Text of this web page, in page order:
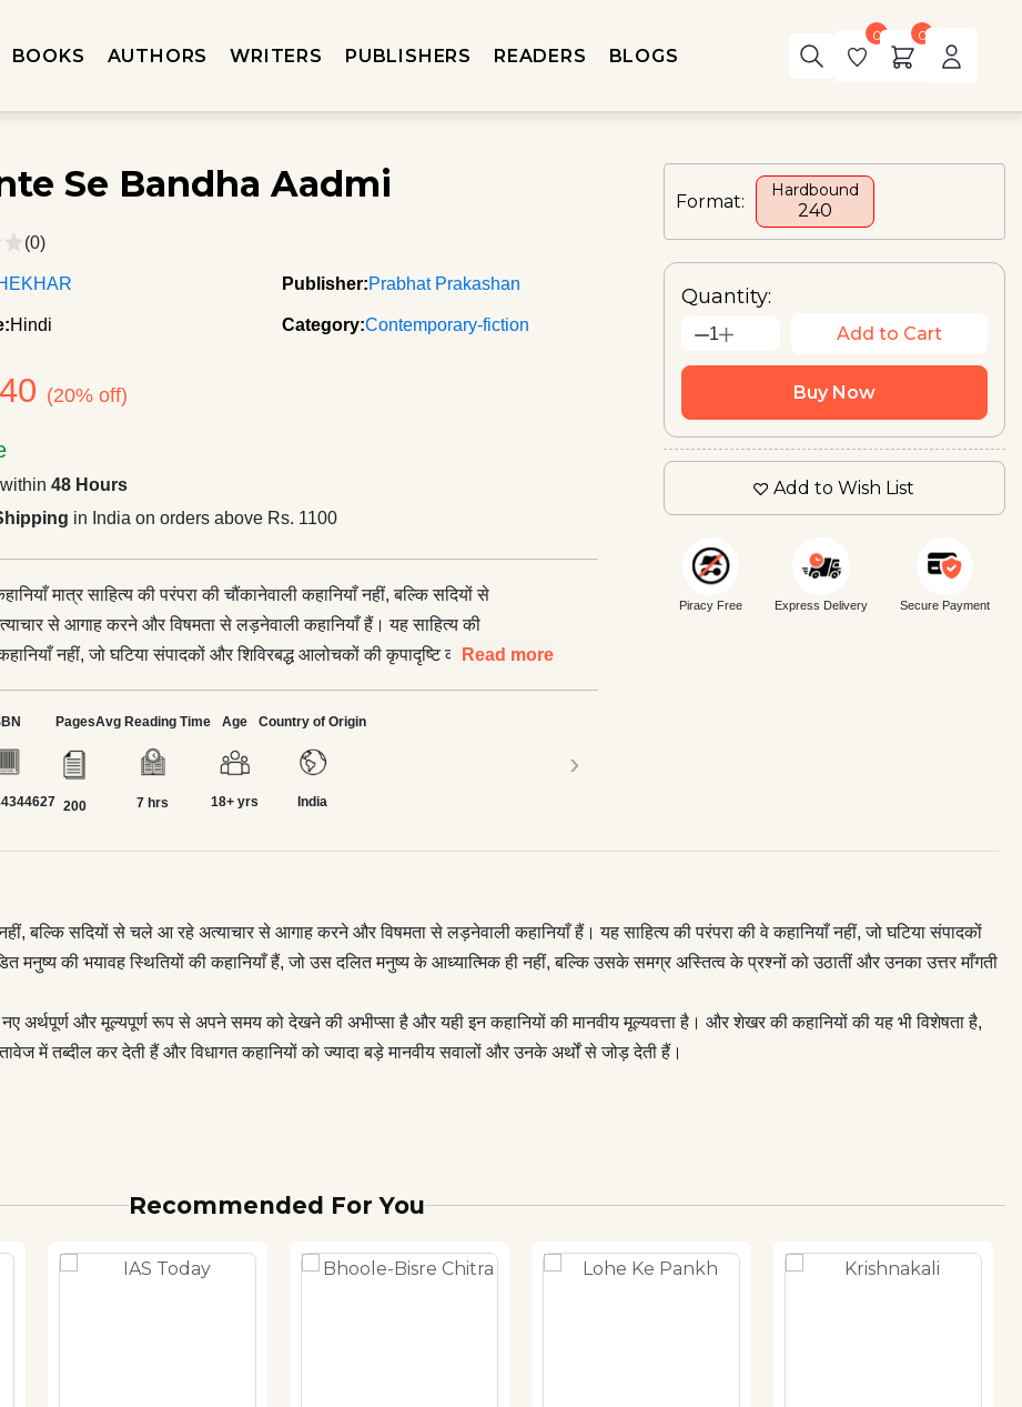
BOOKS AUTHORS WRITERS PUBLISHERS READERS BLOGS
0 0
Se Bandha Aadmi
(0)
Publisher:Prabhat Prakashan
Hindi Category:Contemporary-fiction
(20% off)
48 Hours
in India on orders above Rs. 1100
की परंपरा की चौंकानेवाली कहानियाँ नहीं, बल्कि सदियों से
से आगाह करने और विषमता से लड़नेवाली कहानियाँ हैं। यह साहित्य की
नहीं, जो घटिया संपादकों और शिविरबद्ध आलोचकों की कृपादृष्टि की
ही नहीं, बल्कि उसके समग्र अस्तित्व के प्रश्नों को उठातीं और उनका
और आगे बढ़कर उनका उत्तर देती भी हैं। इसीलिए इन कहानियों में तथाकथित
से अलग एक नए अर्थपूर्ण और मूल्यपूर्ण रूप से अपने समय को देखने की
यही इन कहानियों की मानवीय मूल्यवत्ता है। और शेखर की कहानियों की यह भी
Read more
Pages
200
Avg Reading Time
7 hrs
Age
18+ yrs
Country of Origin
India
›
Format:
Hardbound
₹240
Quantity:
1 Add to Cart
Buy Now
Add to Wish List
Piracy Free Express Delivery Secure Payment
बल्कि सदियों से चले आ रहे अत्याचार से आगाह करने और विषमता से लड़नेवाली कहानियाँ हैं। यह साहित्य की परंपरा की वे कहानियाँ नहीं, जो घटिया संपादकों
मनुष्य की भयावह स्थितियों की कहानियाँ हैं, जो उस दलित मनुष्य के आध्यात्मिक ही नहीं, बल्कि उसके समग्र अस्तित्व के प्रश्नों को उठातीं और उनका उत्तर माँगती
अर्थपूर्ण और मूल्यपूर्ण रूप से अपने समय को देखने की अभीप्सा है और यही इन कहानियों की मानवीय मूल्यवत्ता है। और शेखर की कहानियों की यह भी विशेषता है,
में तब्दील कर देती हैं और विधागत कहानियों को ज्यादा बड़े मानवीय सवालों और उनके अर्थों से जोड़ देती हैं।
Recommended For You